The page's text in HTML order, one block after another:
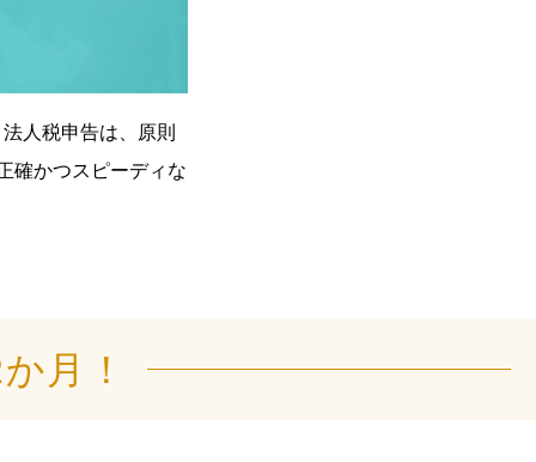
人税申告は、原則
確かつスピーディな
月！